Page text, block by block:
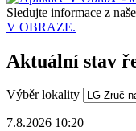
Sledujte informace z
V OBRAZE.
Aktuální stav
Výběr lokality
7.8.2026 10:20